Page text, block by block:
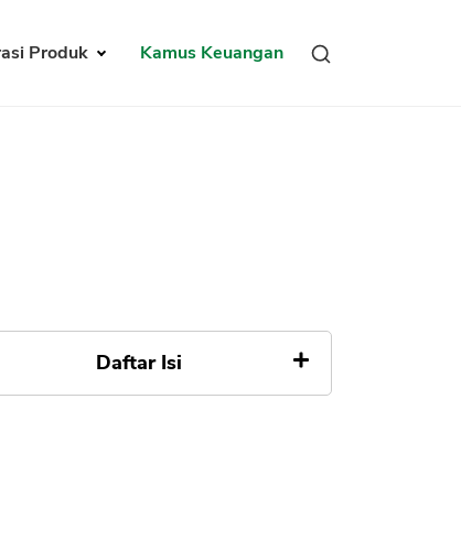
Produk Kamus Keuangan
Daftar Isi